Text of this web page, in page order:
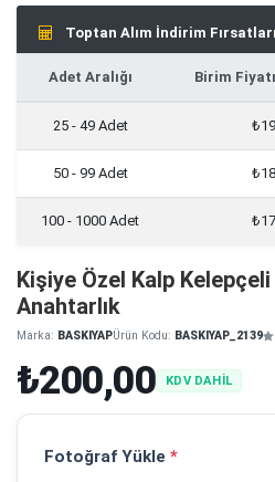
Toptan Alım İndirim Fırsatları
Adet Aralığı Birim
25 - 49 Adet
50 - 99 Adet
100 - 1000 Adet
Kişiye Özel Kalp
Anahtarlık
Marka: BASKIYAPÜrün Kodu: BASKIYAP_2139
₺200,00 KDV DAHİL
Fotoğraf Yükle *